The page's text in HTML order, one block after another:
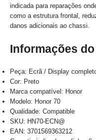
indicada para reparações
como a estrutura frontal,
danos adicionais ao chassi.
Informações
Peça: Ecrã / Display
Cor: Preto
Marca compatível: Honor
Modelo: Honor 70
Qualidade: Compatible
SKU: HN70-ECN@
EAN: 3701569363212